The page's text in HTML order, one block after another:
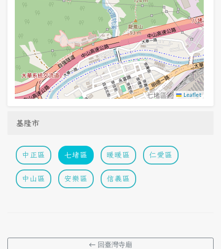
Leaflet
基隆市
中正區 七堵區 暖暖區 仁愛區
中山區 安樂區 信義區
← 回臺灣寺廟